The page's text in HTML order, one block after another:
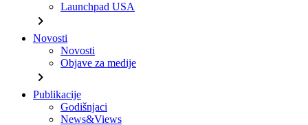
Launchpad USA
chevron_right
Novosti
Novosti
Objave za medije
chevron_right
Publikacije
Godišnjaci
News&Views